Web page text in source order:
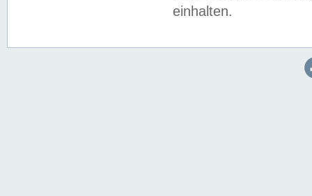
einhalten.